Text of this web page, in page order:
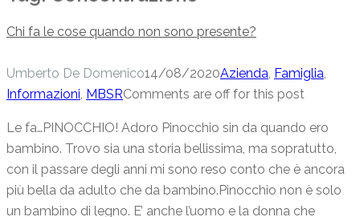
Chi fa le cose quando non sono presente?
Umberto De Domenico14/08/2020Azienda, Famiglia,
Informazioni, MBSRComments are off for this post
Le fa…PINOCCHIO! Adoro Pinocchio sin da quando ero
bambino. Trovo sia una storia bellissima, ma sopratutto,
con il passare degli anni mi sono reso conto che è ancora
più bella da adulto che da bambino.Pinocchio non è solo
un bambino di legno. E’ anche l’uomo e la donna che